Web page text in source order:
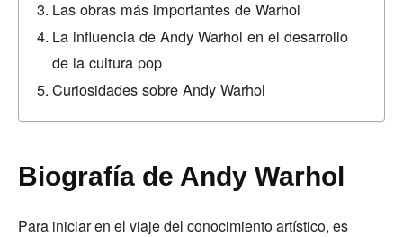
Las obras más importantes de Warhol
La influencia de Andy Warhol en el desarrollo
de la cultura pop
Curiosidades sobre Andy Warhol
Biografía de Andy Warhol
Para iniciar en el viaje del conocimiento artístico, es